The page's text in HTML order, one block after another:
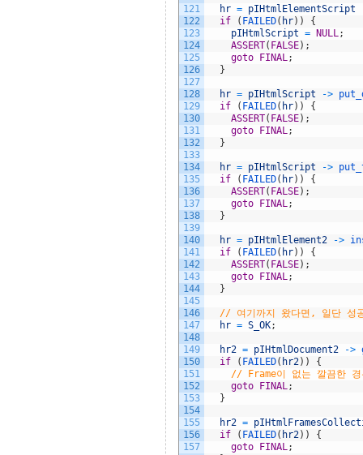
121
122
123
124
125
126
127
128
129
130
131
132
133
134
135
136
137
138
139
140
141
142
143
144
145
146
147
148
149
150
151
152
153
154
155
156
157
hr = pIHtmlElementScript
if
( FAILED( hr) )
{
pIHtmlScript = NULL;
ASSERT( FALSE) ;
goto
FINAL;
}
hr = pIHtmlScript ->
if
( FAILED( hr) )
{
ASSERT( FALSE) ;
goto
FINAL;
}
hr = pIHtmlScript ->
if
( FAILED( hr) )
{
ASSERT( FALSE) ;
goto
FINAL;
}
hr = pIHtmlElement2 ->
if
( FAILED( hr) )
{
ASSERT( FALSE) ;
goto
FINAL;
}
// 여기까지 왔다면, 일단 성
hr = S_OK;
hr2 = pIHtmlDocument2 ->
if
( FAILED( hr2) )
{
// Frame이 없는 깔끔한 경
goto
FINAL;
}
hr2 =
if
( FAILED( hr2) )
{
goto
FINAL;